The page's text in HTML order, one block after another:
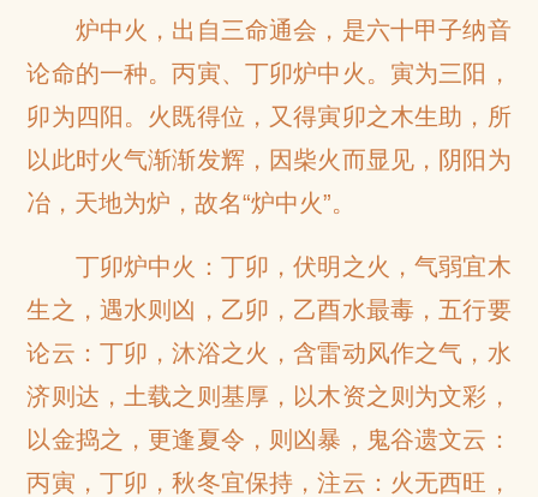
炉中火，出自三命通会，是六十甲子纳音
论命的一种。丙寅、丁卯炉中火。寅为三阳，
卯为四阳。火既得位，又得寅卯之木生助，所
以此时火气渐渐发辉，因柴火而显见，阴阳为
冶，天地为炉，故名“炉中火”。
丁卯炉中火：丁卯，伏明之火，气弱宜木
生之，遇水则凶，乙卯，乙酉水最毒，五行要
论云：丁卯，沐浴之火，含雷动风作之气，水
济则达，土载之则基厚，以木资之则为文彩，
以金捣之，更逢夏令，则凶暴，鬼谷遗文云：
丙寅，丁卯，秋冬宜保持，注云：火无西旺，